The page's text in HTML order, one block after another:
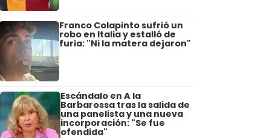
Franco Colapinto sufrió un
robo en Italia y estalló de
furia: "Ni la matera dejaron"
Escándalo en A la
Barbarossa tras la salida de
una panelista y una nueva
incorporación: "Se fue
ofendida"